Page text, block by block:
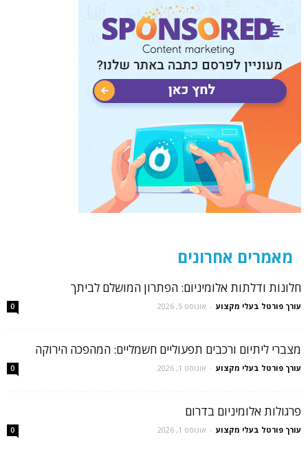
מאמרים אחרונים
חלונות ודלתות אלומיניום: הפתרון המושלם לביתך
עורך פורטל בעלי מקצוע - אוגוסט 5, 2026 0
מצברי ליתיום ורכבים תפעוליים חשמליים: המהפכה הירוקה
עורך פורטל בעלי מקצוע - אוגוסט 1, 2026 0
פרגולות אלומיניום בדרום
עורך פורטל בעלי מקצוע - אוגוסט 1, 2026 0